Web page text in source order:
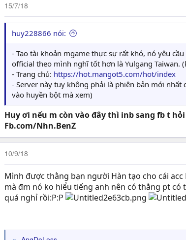
15/7/18
huy228866 nói:
- Tạo tài khoản mgame thực sự rất khó, nó yêu
official theo mình nghĩ tốt hơn là Yulgang Taiwan.
- Trang chủ: https://hot.mangot5.com/hot/index
- Server này tuy không phải là phiên bản mới
vào huyền bột mà xem)
Huy ơi nếu m còn vào đây thì inb sang fb t
Fb.com/Nhn.BenZ
10/9/18
Mình được thằng bạn người Hàn tạo cho cái
mà đm nó ko hiểu tiếng anh nên có thằng pt có
quá nghỉ rồi:P:P